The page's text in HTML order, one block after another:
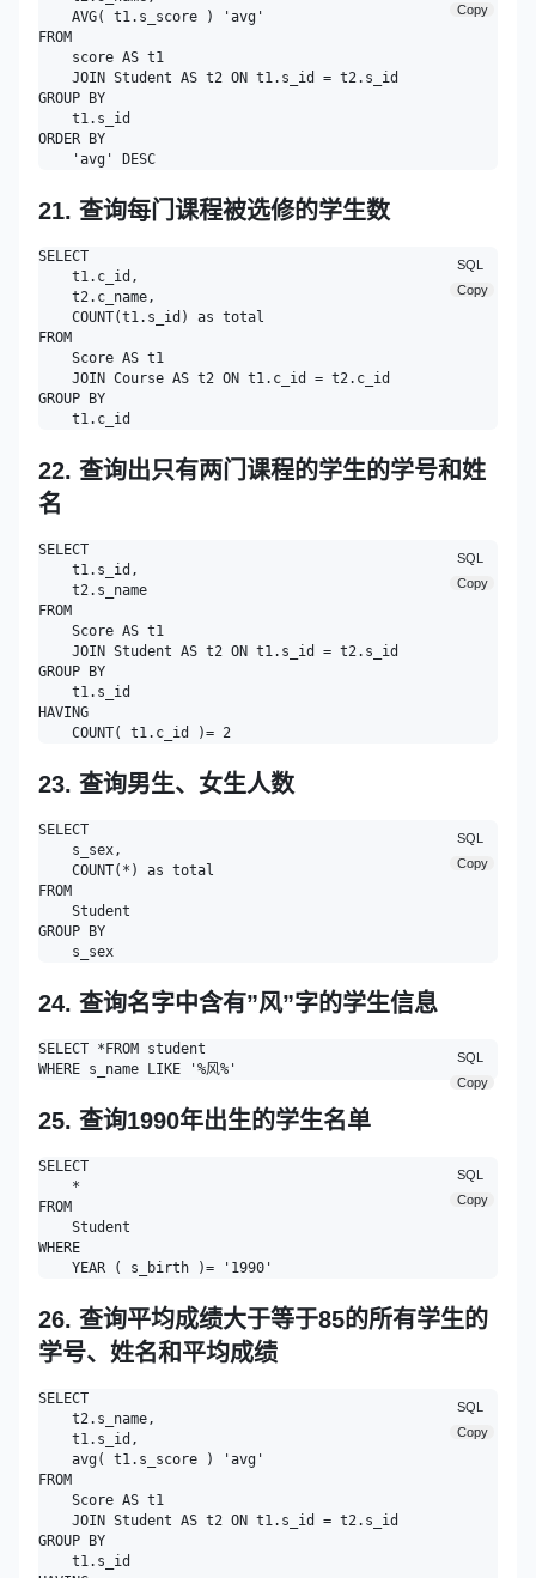
    AVG( t1.s_score ) 'avg'
FROM
    score AS t1
    JOIN Student AS t2 ON t1.s_id = t2.s_id
GROUP BY
    t1.s_id
ORDER BY
Copy
21. 查询每门课程被选修的学生数
SELECT
    t1.c_id,
    t2.c_name,
    COUNT(t1.s_id) as total
FROM
    Score AS t1
    JOIN Course AS t2 ON t1.c_id = t2.c_id
GROUP BY
SQL
Copy
22. 查询出只有两门课程的学生的学号和姓
名
SELECT
    t1.s_id,
    t2.s_name
FROM
    Score AS t1
    JOIN Student AS t2 ON t1.s_id = t2.s_id
GROUP BY
    t1.s_id
HAVING
SQL
Copy
23. 查询男生、女生人数
SELECT
    s_sex,
    COUNT(*) as total
FROM
    Student
GROUP BY
SQL
Copy
24. 查询名字中含有”风”字的学生信息
SELECT *FROM student
SQL
Copy
25. 查询1990年出生的学生名单
SELECT
    *
FROM
    Student
WHERE
SQL
Copy
26. 查询平均成绩大于等于85的所有学生的
学号、姓名和平均成绩
SELECT
    t2.s_name,
    t1.s_id,
    avg( t1.s_score ) 'avg'
FROM
    Score AS t1
    JOIN Student AS t2 ON t1.s_id = t2.s_id
GROUP BY
    t1.s_id
SQL
Copy